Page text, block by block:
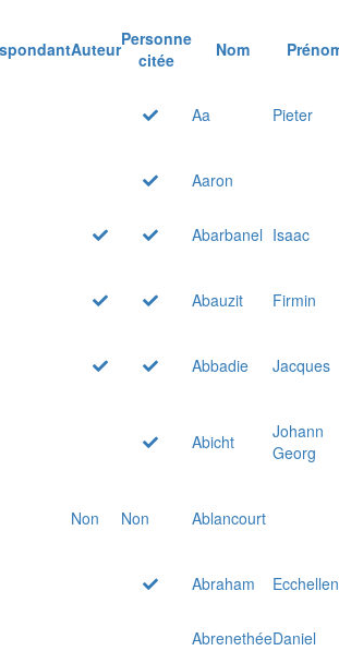
AuteurPersonne
citée
Nom
Aa Pieter
Aaron
Abarbanel Isaac
Abauzit
Firmin
Abbadie
Jacques
Abicht
Johann
Georg
Non Non
Ablancourt
Abraham
AbrenethéeDaniel